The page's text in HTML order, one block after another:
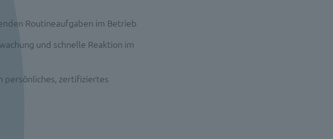
Routineaufgaben im Betrieb
und schnelle Reaktion im
persönliches, zertifiziertes